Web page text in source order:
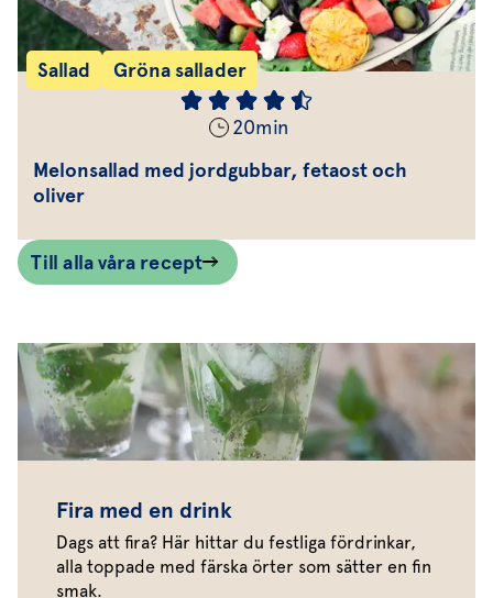
Sallad Gröna sallader
20min
Melonsallad med jordgubbar, fetaost och
oliver
Till alla våra recept
Fira med en drink
Dags att fira? Här hittar du festliga fördrinkar,
alla toppade med färska örter som sätter en fin
smak.